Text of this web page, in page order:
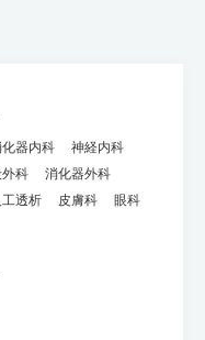
器内科
神経内科
科
消化器外科
工透析 皮膚科
眼科